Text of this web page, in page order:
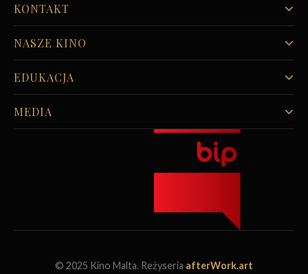
KONTAKT
NASZE KINO
EDUKACJA
MEDIA
© 2025 Kino Malta. Reżyseria afterWork.art